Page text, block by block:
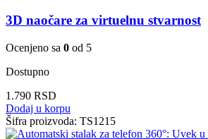
3D naočare za virtuelnu stvarnost
Ocenjeno sa 0 od 5
Dostupno
1.790 RSD
Dodaj u korpu
Šifra proizvoda: TS1215